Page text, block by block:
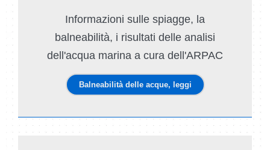
Informazioni sulle spiagge, la
balneabilità, i risultati delle analisi
dell'acqua marina a cura dell'ARPAC
Balneabilità delle acque, leggi